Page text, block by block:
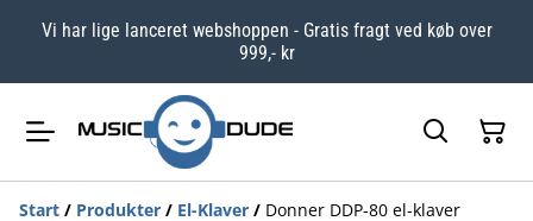
Vi har lige lanceret webshoppen - Gratis fragt ved køb over
999,- kr
Start / Produkter / El-Klaver / Donner DDP-80 el-klaver